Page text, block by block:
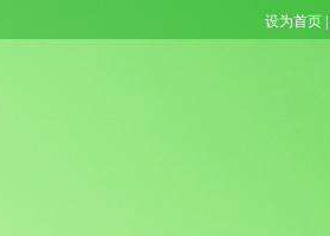
设为首页